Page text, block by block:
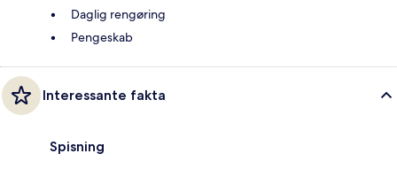
Daglig rengøring
Pengeskab
Interessante fakta
Spisning